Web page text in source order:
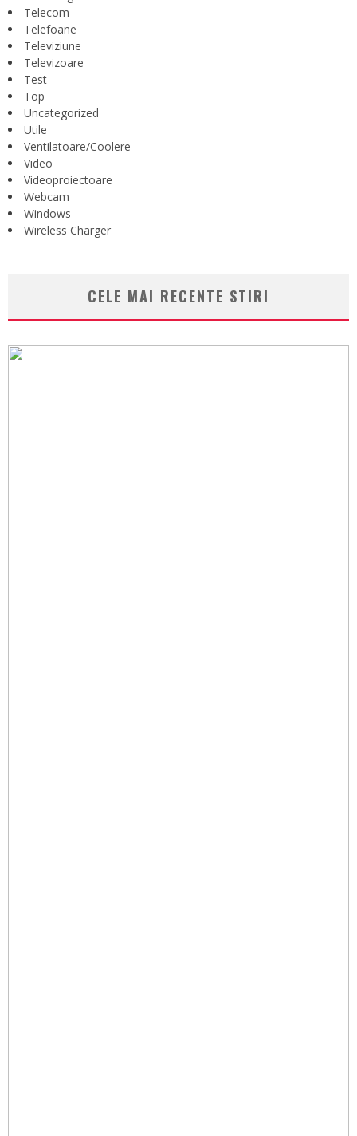
Telecom
Telefoane
Televiziune
Televizoare
Test
Top
Uncategorized
Utile
Ventilatoare/Coolere
Video
Videoproiectoare
Webcam
Windows
Wireless Charger
CELE MAI RECENTE STIRI